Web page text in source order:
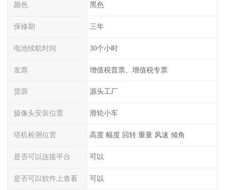
颜色 黑色
保修期 三年
电池续航时间 30个小时
发票 增值税普票、增值税专票
货源 源头工厂
摄像头安装位置 滑轮小车
塔机检测位置 高度 幅度 回转 重量 风速 倾角
是否可以连接平台 可以
是否可以软件上查看 可以